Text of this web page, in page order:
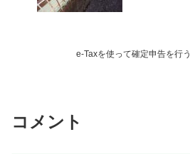
e-Taxを使って確定申告を行う
コメント